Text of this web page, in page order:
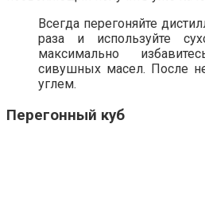
Всегда перегоняйте
раза и используйте
максимально
сивушных масел. После
углем.
Перегонный куб